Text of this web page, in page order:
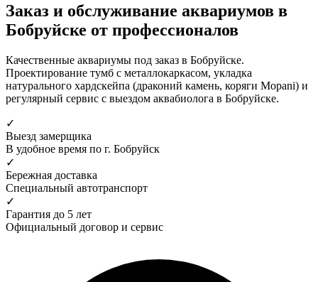
Заказ и обслуживание аквариумов в
Бобруйске от профессионалов
Качественные аквариумы под заказ в Бобруйске.
Проектирование тумб с металлокаркасом, укладка
натурального хардскейпа (драконий камень, коряги Mopani) и
регулярный сервис с выездом аквабиолога в Бобруйске.
✓
Выезд замерщика
В удобное время по г. Бобруйск
✓
Бережная доставка
Специальный автотранспорт
✓
Гарантия до 5 лет
Официальный договор и сервис